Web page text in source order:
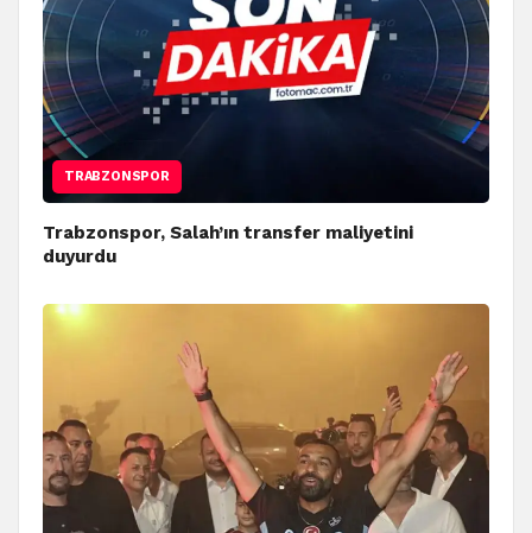
TRABZONSPOR
Trabzonspor, Salah’ın transfer maliyetini
duyurdu